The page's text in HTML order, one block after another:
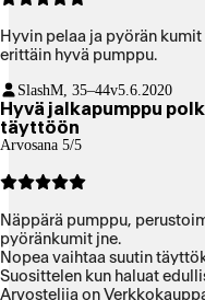
Hyvin pelaa ja pyörän
erittäin hyvä pumppu.
SlashM, 35–44v5.6.2020
Hyvä jalkapumppu
täyttöön
Arvosana 5/5
Näppärä pumppu,
pyöränkumit jne.
Nopea vaihtaa suutin
Suosittelen kun haluat
Arvostelija on